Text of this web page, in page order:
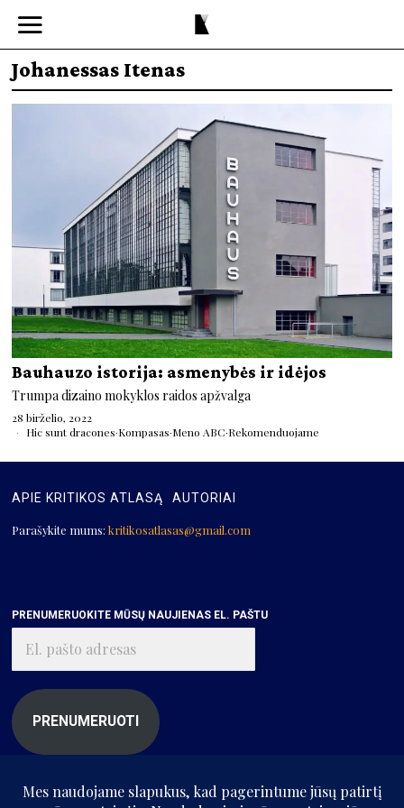
Johanessas Itenas
Bauhauzo istorija: asmenybės ir idėjos
Trumpa dizaino mokyklos raidos apžvalga
28 birželio, 2022
Hic sunt dracones·Kompasas·Meno ABC·Rekomenduojame
APIE KRITIKOS ATLASĄ AUTORIAI
Parašykite mums:kritikosatlasas@gmail.com
PRENUMERUOKITE MŪSŲ NAUJIENAS EL. PAŠTU
pašto
adresas
PRENUMERUOTI